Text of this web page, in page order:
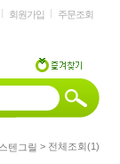
회원가입 주문조회
스텐그릴 > 전체조회(1)